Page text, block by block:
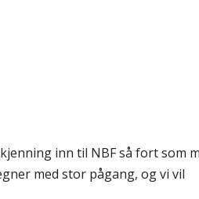
inn til NBF så fort som
med stor pågang, og vi vil